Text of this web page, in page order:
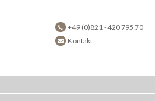
+49 (0)821 - 420 795 70
Kontakt